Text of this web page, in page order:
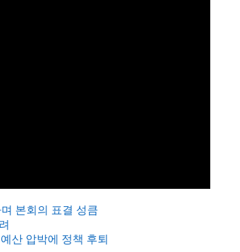
본회의 표결 성큼
산 압박에 정책 후퇴